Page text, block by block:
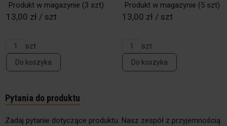
Produkt w magazynie (3 szt)
13,00 zł / szt
szt
Do koszyka
Produkt w magazynie (5 szt)
13,00 zł / szt
szt
Do koszyka
Pytania do produktu
Zadaj pytanie dotyczące produktu. Nasz zespół z przyjemnością